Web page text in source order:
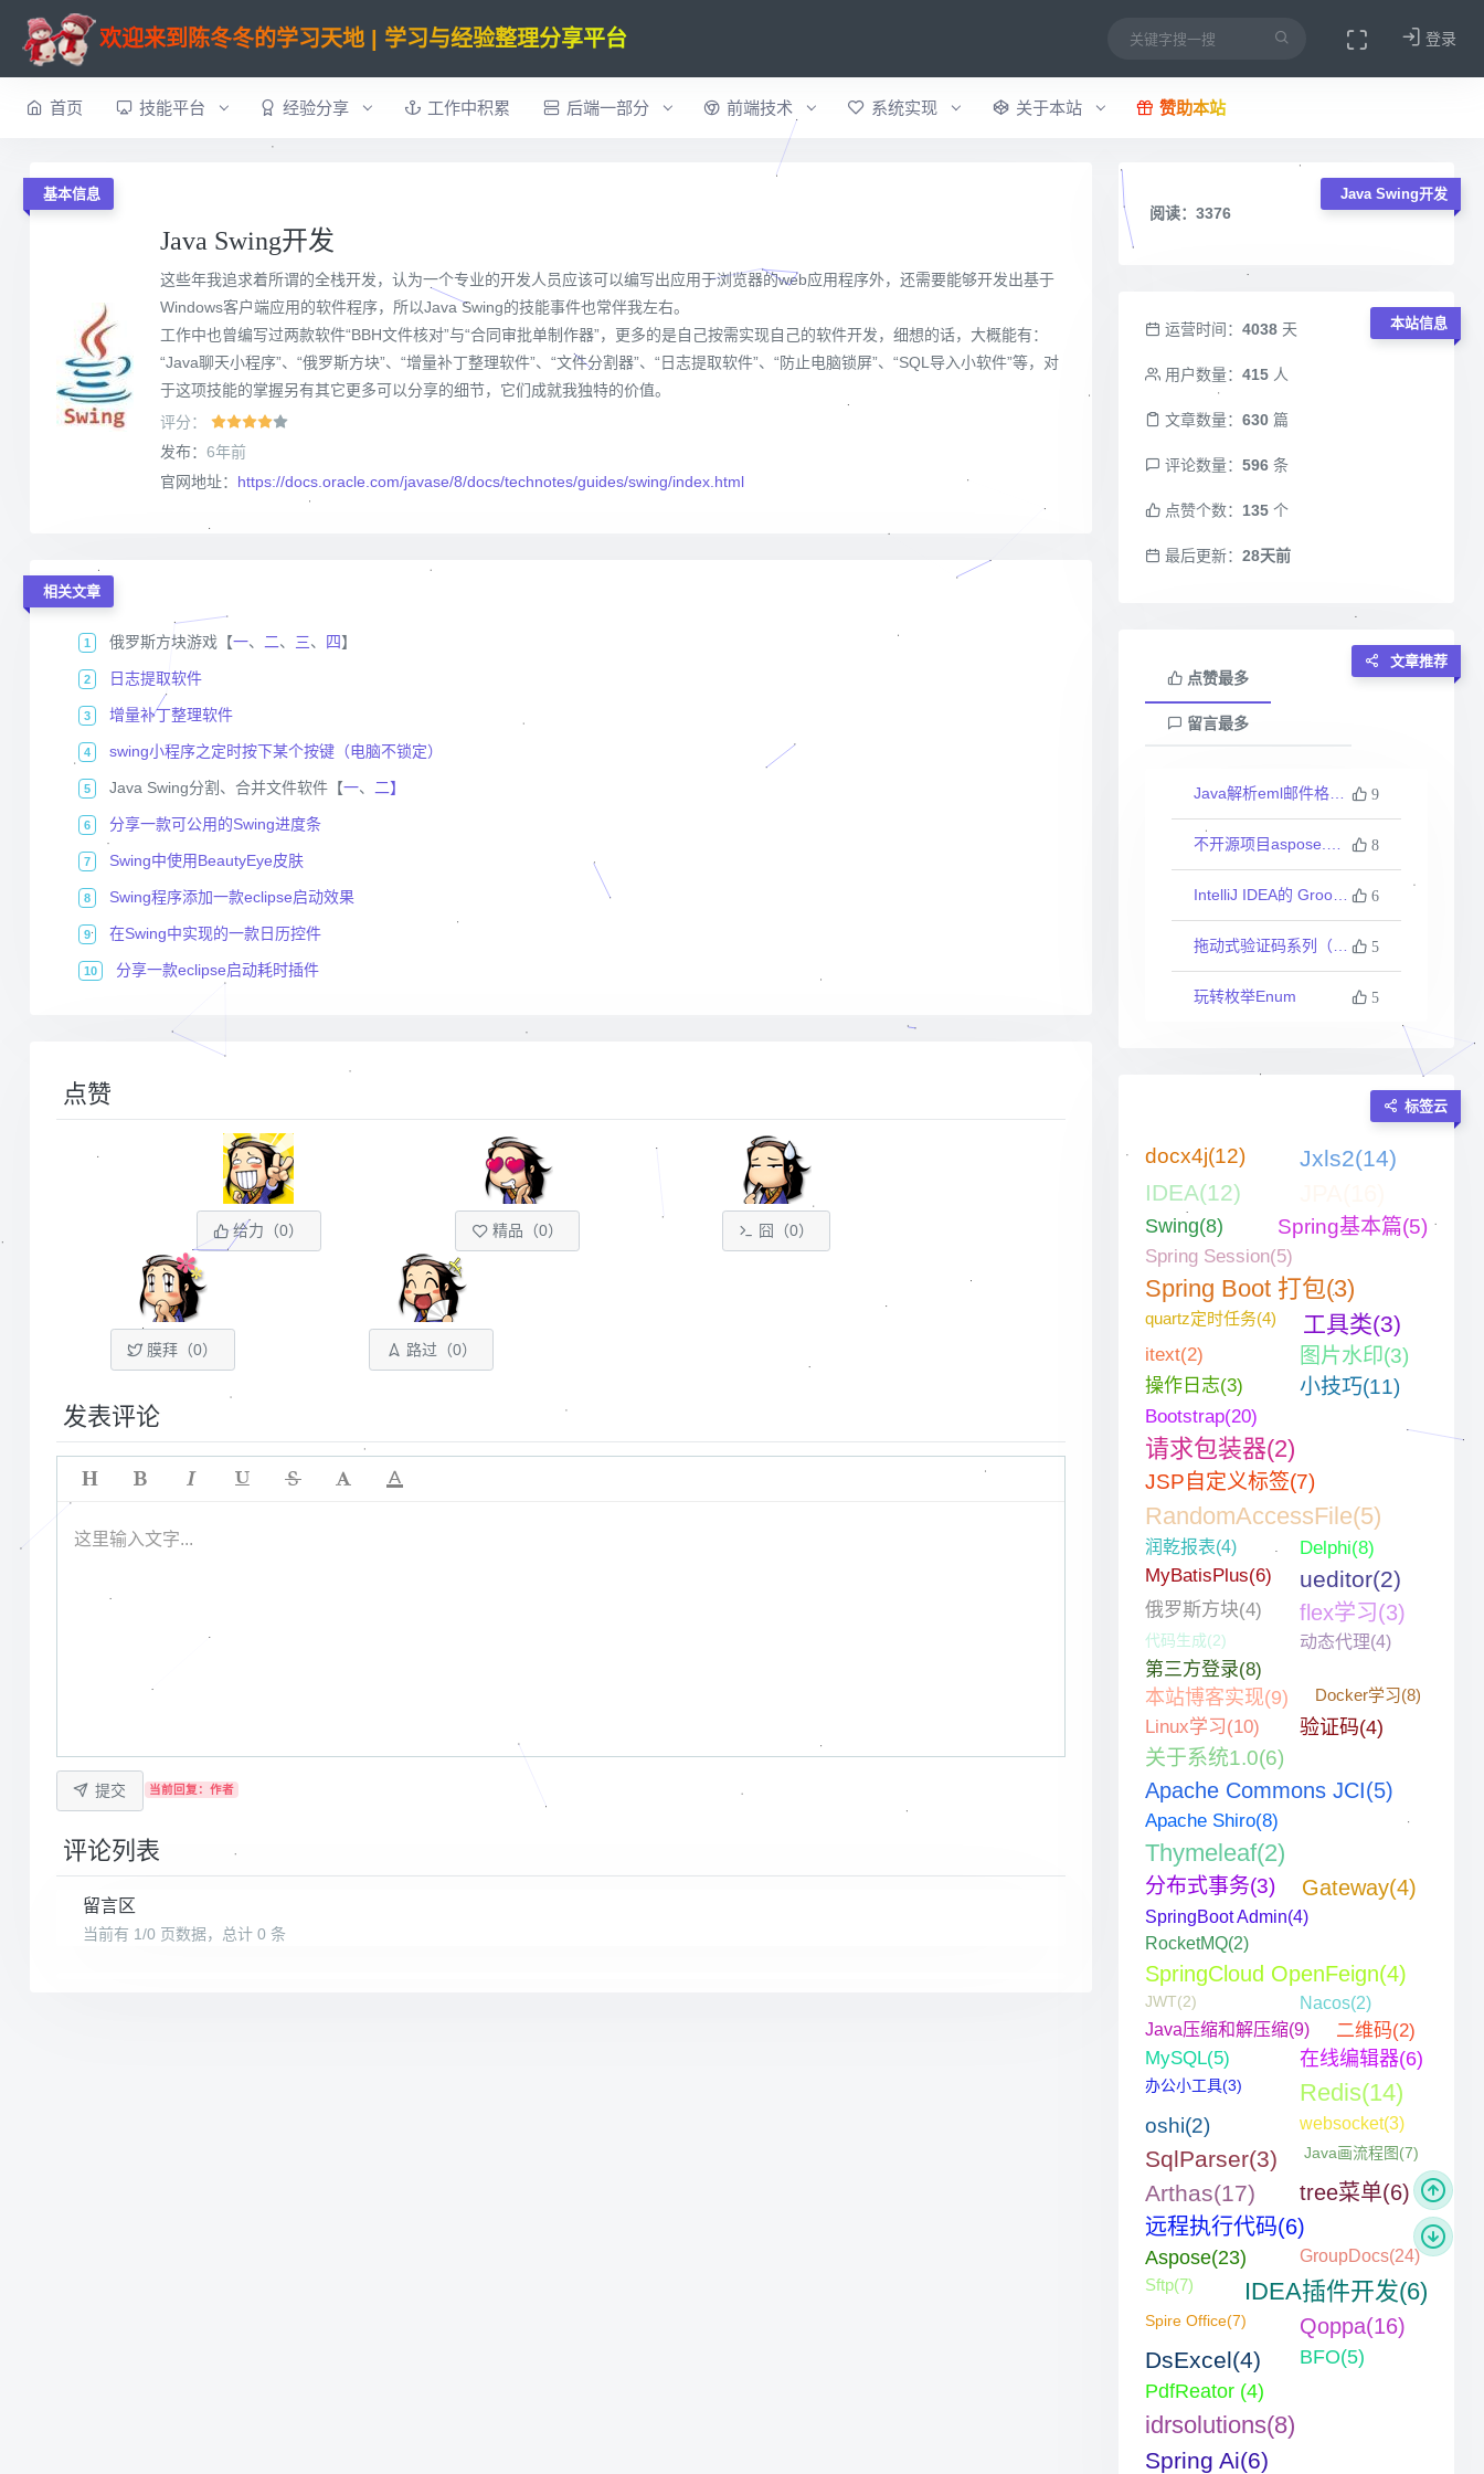
登录
欢迎来到陈冬冬的学习天地 | 学习与经验整理分享平台
首页 技能平台 经验分享 工作中积累 后端一部分 前端技术 系统实现 关于本站 赞助本站
基本信息
Java Swing开发
这些年我追求着所谓的全栈开发，认为一个专业的开发人员应该可以编写出应用于浏览器的web应用程序外，还需要能够开发出基于
Windows客户端应用的软件程序，所以Java Swing的技能事件也常伴我左右。
工作中也曾编写过两款软件“BBH文件核对”与“合同审批单制作器”，更多的是自己按需实现自己的软件开发，细想的话，大概能有：
“Java聊天小程序”、“俄罗斯方块”、“增量补丁整理软件”、“文件分割器”、“日志提取软件”、“防止电脑锁屏”、“SQL导入小软件”等，对
于这项技能的掌握另有其它更多可以分享的细节，它们成就我独特的价值。
评分：
发布： 6年前
官网地址： https://docs.oracle.com/javase/8/docs/technotes/guides/swing/index.html
相关文章
1 俄罗斯方块游戏【一、 二、 三、 四】
2 日志提取软件
3 增量补丁整理软件
4 swing小程序之定时按下某个按键（电脑不锁定）
5 Java Swing分割、合并文件软件【一、 二】
6 分享一款可公用的Swing进度条
7 Swing中使用BeautyEye皮肤
8 Swing程序添加一款eclipse启动效果
9 在Swing中实现的一款日历控件
10 分享一款eclipse启动耗时插件
点赞
给力（0） 精品（0） 囧（0）
膜拜（0） 路过（0）
发表评论
这里输入文字...
提交 当前回复：作者
评论列表
留言区
当前有 1/0 页数据，总计 0 条
Java Swing开发
阅读：3376
本站信息
运营时间： 4038天
用户数量： 415人
文章数量： 630篇
评论数量： 596条
点赞个数： 135个
最后更新： 28天前
文章推荐
点赞最多
留言最多
Java解析eml邮件格式文件 9
8
IntelliJ IDEA的 Groovy 反向生成代码 6
5
玩转枚举Enum 5
标签云
docx4j(12)
Jxls2(14)
IDEA(12)
Swing(8) Spring基本篇(5)
Spring Session(5)
Spring Boot 打包(3)
quartz定时任务(4) 工具类(3)
itext(2) 图片水印(3)
操作日志(3) 小技巧(11)
Bootstrap(20)
请求包装器(2)
JSP自定义标签(7)
RandomAccessFile(5)
润乾报表(4)
Delphi(8)
MyBatisPlus(6)
ueditor(2)
俄罗斯方块(4) flex学习(3)
代码生成(2) 动态代理(4)
第三方登录(8)
本站博客实现(9) Docker学习(8)
Linux学习(10) 验证码(4)
关于系统1.0(6)
Apache Commons JCI(5)
Apache Shiro(8)
Thymeleaf(2)
分布式事务(3) Gateway(4)
SpringBoot Admin(4)
RocketMQ(2)
SpringCloud OpenFeign(4)
JWT(2)
Nacos(2)
Java压缩和解压缩(9)
二维码(2)
MySQL(5)
在线编辑器(6)
办公小工具(3) Redis(14)
oshi(2) websocket(3)
SqlParser(3) Java画流程图(7)
Arthas(17)
tree菜单(6)
远程执行代码(6)
Aspose(23)
GroupDocs(24)
Sftp(7)
IDEA插件开发(6)
Spire Office(7) Qoppa(16)
DsExcel(4)
BFO(5)
PdfReator (4)
idrsolutions(8)
Spring Ai(6)